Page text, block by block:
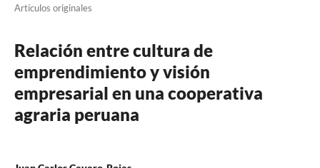
Artículos originales
Relación entre cultura de
emprendimiento y visión
empresarial en una cooperativa
agraria peruana